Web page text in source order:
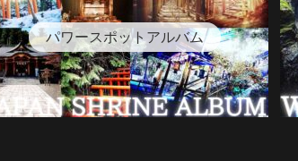
パワースポットアルバム